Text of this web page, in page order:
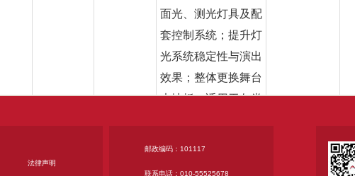
面光、测光灯具及配
套控制系统；提升灯
光系统稳定性与演出
效果；整体更换舞台
木地板，适用于各类
法律声明
邮政编码：101117
联系电话：010-55525678